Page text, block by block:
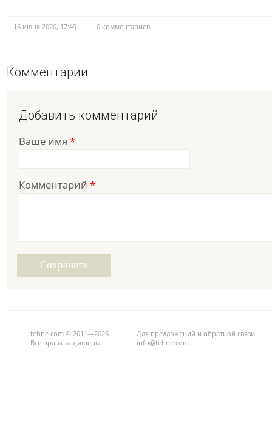
15 июня 2020, 17:49 0 комментариев
Комментарии
Добавить комментарий
Ваше имя *
Комментарий *
tehne.com © 2011—2026
Все права защищены.
Для предложений и обратной связи:
info@tehne.com